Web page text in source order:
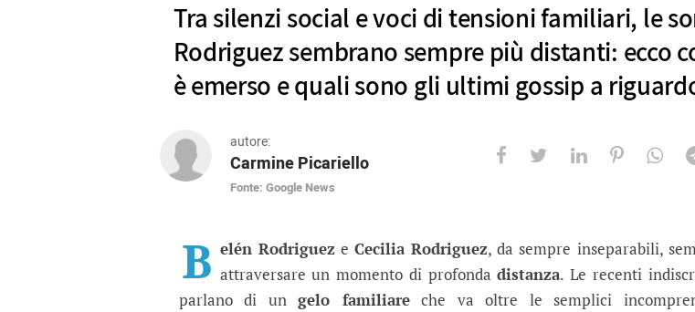
Tra silenzi social e voci di tensioni familiari, le
Rodriguez sembrano sempre più distanti: ecco
è emerso e quali sono gli ultimi gossip a
autore:
Carmine Picariello
Fonte: Google News
“Brutta situazione tra Belen e Cecilia
Tra silenzi social e voci di tensioni familiari, le sorelle
B elén RodriguezeCecilia Rodriguez, da sempre inseparabili,
attraversare un momento di profondadistanza. Le recenti
parlano di ungelo familiareche va oltre le semplici